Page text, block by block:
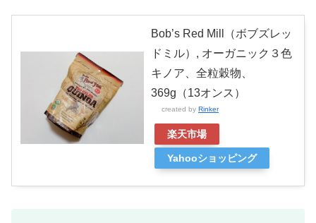
Bob’s Red Mill（ボブズレッ
ドミル）, オーガニック３色
キノア、全粒穀物、
369g（13オンス）
created by Rinker
楽天市場
Yahooショッピング